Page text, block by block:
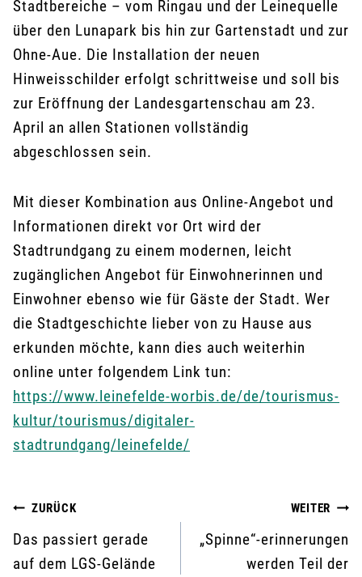
Stadtbereiche – vom Ringau und der Leinequelle
über den Lunapark bis hin zur Gartenstadt und zur
Ohne-Aue. Die Installation der neuen
Hinweisschilder erfolgt schrittweise und soll bis
zur Eröffnung der Landesgartenschau am 23.
April an allen Stationen vollständig
abgeschlossen sein.
Mit dieser Kombination aus Online-Angebot und
Informationen direkt vor Ort wird der
Stadtrundgang zu einem modernen, leicht
zugänglichen Angebot für Einwohnerinnen und
Einwohner ebenso wie für Gäste der Stadt. Wer
die Stadtgeschichte lieber von zu Hause aus
erkunden möchte, kann dies auch weiterhin
online unter folgendem Link tun:
https://www.leinefelde-worbis.de/de/tourismus-
kultur/tourismus/digitaler-
stadtrundgang/leinefelde/
Beitragsnavigation
ZURÜCK
Das passiert gerade
auf dem LGS-Gelände
WEITER
„Spinne“-erinnerungen
werden Teil der